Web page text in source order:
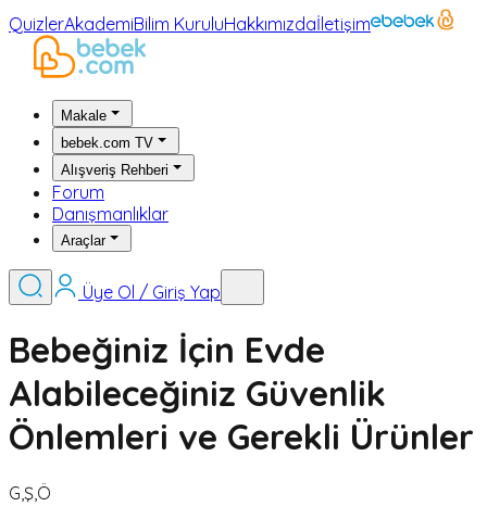
QuizlerAkademiBilim KuruluHakkımızdaİletişim
Makale
bebek.com TV
Alışveriş Rehberi
Forum
Danışmanlıklar
Araçlar
Üye Ol / Giriş Yap
Bebeğiniz İçin Evde
Alabileceğiniz Güvenlik
Önlemleri ve Gerekli Ürünler
G,Ş,Ö